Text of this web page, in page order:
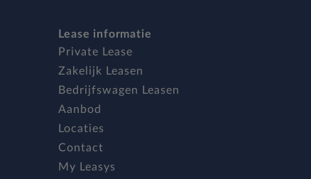
Lease informatie
Private Lease
Zakelijk Leasen
Bedrijfswagen Leasen
Aanbod
Locaties
Contact
My Leasys